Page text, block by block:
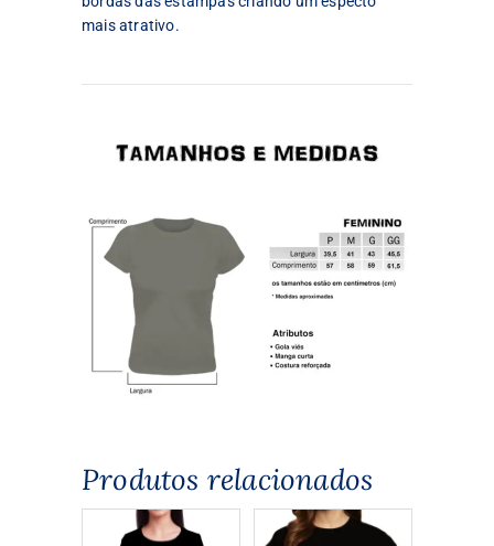
mais atrativo.
Produtos relacionados